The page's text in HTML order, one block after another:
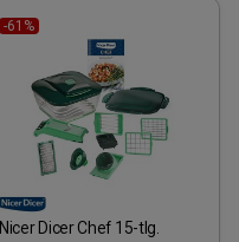
-61%
Nicer Dicer Chef 15-tlg.